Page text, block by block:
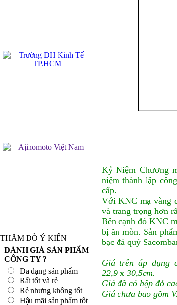
THĂM DÒ Ý KIẾN
ĐÁNH GIÁ SẢN PHẨM
CÔNG TY ?
Đa dạng sản phẩm
Rất tốt và rẻ
Rẻ nhưng không tốt
Hậu mãi sản phẩm tốt
Kỷ Niệm Chương
niệm thành lập
cấp.
Với KNC mạ vàng
và trang trọng hơn
Bên cạnh đó KNC
bị ăn mòn. Sản
bạc đá quý
Giá trên áp dụng
22,9 x 30,5cm.
Giá đã có hộp đỏ
Giá chưa bao gồm